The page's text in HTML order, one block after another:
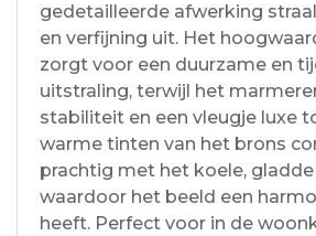
gedetailleerde afwerking
en verfijning uit. Het
zorgt voor een duurzame en
uitstraling, terwijl het
stabiliteit en een vleugje luxe
warme tinten van het brons
prachtig met het koele,
waardoor het beeld een
heeft. Perfect voor in de